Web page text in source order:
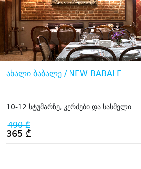
ახალი ბაბალე / NEW BABALE
10-12 სტუმარზე, კერძები და სასმელი
490 ₾
365 ₾